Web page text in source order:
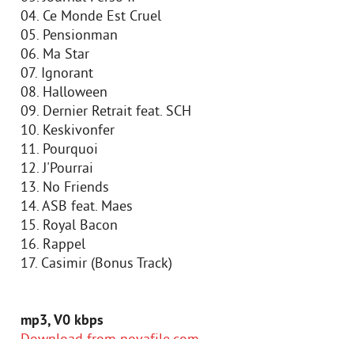
04. Ce Monde Est Cruel
05. Pensionman
06. Ma Star
07. Ignorant
08. Halloween
09. Dernier Retrait feat. SCH
10. Keskivonfer
11. Pourquoi
12. J'Pourrai
13. No Friends
14. ASB feat. Maes
15. Royal Bacon
16. Rappel
17. Casimir (Bonus Track)
mp3, V0 kbps